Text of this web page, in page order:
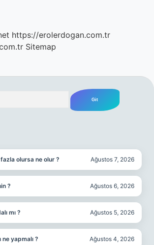
https://erolerdogan.com.tr
Sitemap
olursa ne olur ? Ağustos 7, 2026
? Ağustos 6, 2026
mı ? Ağustos 5, 2026
yapmalı ? Ağustos 4, 2026